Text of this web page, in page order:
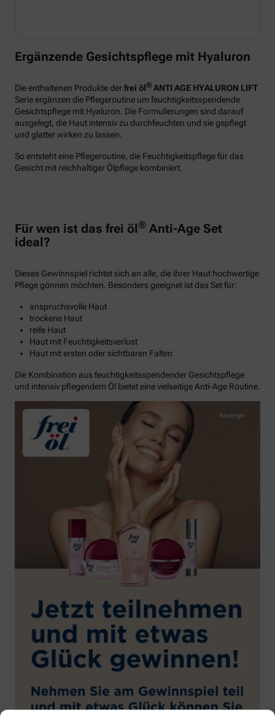
Ergänzende Gesichtspflege mit Hyaluron
Die enthaltenen Produkte derfrei öl® ANTI AGE HYALURON LIFT
Serie ergänzen die Pflegeroutine um feuchtigkeitsspendende
Gesichtspflege mit Hyaluron. Die Formulierungen sind darauf
ausgelegt, die Haut intensiv zu durchfeuchten und sie gepflegt
und glatter wirken zu lassen.
So entsteht eine Pflegeroutine, die Feuchtigkeitspflege für das
Gesicht mit reichhaltiger Ölpflege kombiniert.
Für wen ist das frei öl® Anti-Age Set
ideal?
Dieses Gewinnspiel richtet sich an alle, die ihrer Haut hochwertige
Pflege gönnen möchten. Besonders geeignet ist das Set für:
anspruchsvolle Haut
trockene Haut
reife Haut
Haut mit Feuchtigkeitsverlust
Haut mit ersten oder sichtbaren Falten
Die Kombination aus feuchtigkeitsspendender Gesichtspflege
und intensiv pflegendem Öl bietet eine vielseitige Anti-Age Routine.